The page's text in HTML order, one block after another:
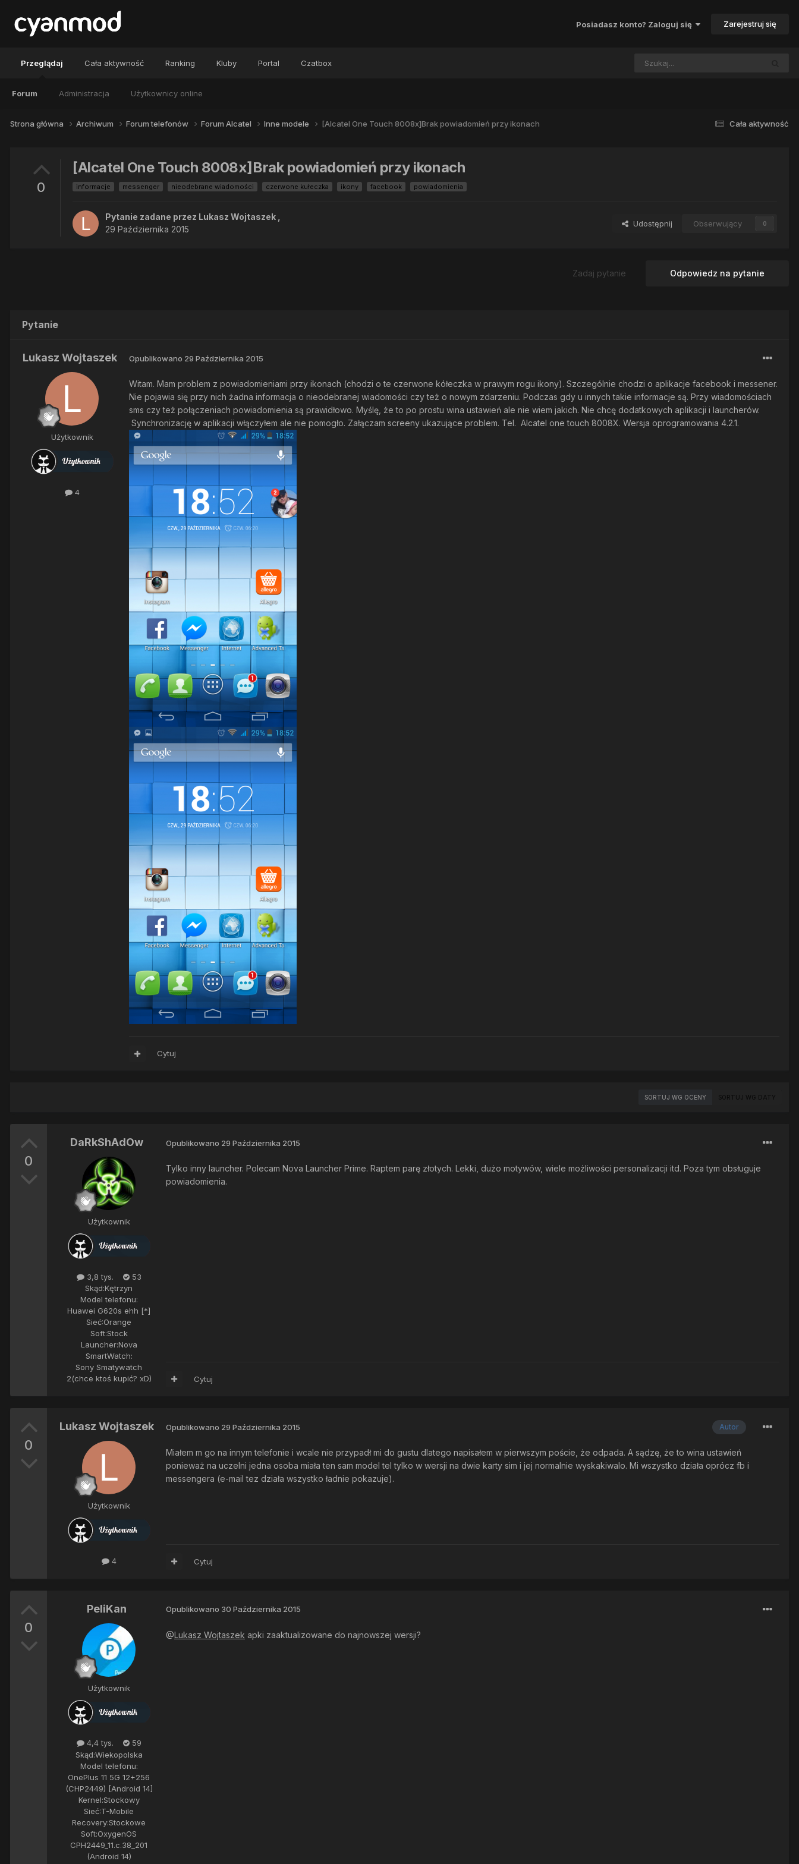
Posiadasz konto? Zaloguj się Zarejestruj się
Przeglądaj
Forum Administracja Użytkownicy online
Cała aktywność Ranking Kluby Portal Czatbox
Cała aktywność
Strona główna Archiwum Forum telefonów Forum Alcatel Inne modele [Alcatel One Touch 8008x]Brak powiadomień przy ikonach
0
[Alcatel One Touch 8008x]Brak powiadomień przy ikonach
informacje messenger nieodebrane wiadomości czerwone kułeczka ikony facebook powiadomienia
Pytanie zadane przez Lukasz Wojtaszek
29 Października 2015
Udostępnij Obserwujący 0
Odpowiedz na pytanie
Zadaj pytanie
Pytanie
Lukasz Wojtaszek
Użytkownik
4
Opublikowano 29 Października 2015
Witam. Mam problem z powiadomieniami przy ikonach (chodzi o te czerwone kółeczka w prawym rogu ikony). Szczególnie chodzi o aplikacje facebook i messener.
Nie pojawia się przy nich żadna informacja o nieodebranej wiadomości czy też o nowym zdarzeniu. Podczas gdy u innych takie informacje są. Przy wiadomościach
sms czy też połączeniach powiadomienia są prawidłowo. Myślę, że to po prostu wina ustawień ale nie wiem jakich. Nie chcę dodatkowych aplikacji i launcherów.
Synchronizację w aplikacji włączyłem ale nie pomogło. Załączam screeny ukazujące problem. Tel. Alcatel one touch 8008X. Wersja oprogramowania 4.2.1.
Cytuj
SORTUJ WG OCENY SORTUJ WG DATY
0
DaRkShAdOw
Użytkownik
3,8 tys.
53
Skąd:Kętrzyn
Model telefonu:
Huawei G620s ehh [*]
Sieć:Orange
Soft:Stock
Launcher:Nova
SmartWatch:
Sony Smatywatch
2(chce ktoś kupić? xD)
Opublikowano 29 Października 2015
Tylko inny launcher. Polecam Nova Launcher Prime. Raptem parę złotych. Lekki, dużo motywów, wiele możliwości personalizacji itd. Poza tym obsługuje
powiadomienia.
Cytuj
0
Lukasz Wojtaszek
Użytkownik
4
Autor
Opublikowano 29 Października 2015
Miałem m go na innym telefonie i wcale nie przypadł mi do gustu dlatego napisałem w pierwszym poście, że odpada. A sądzę, że to wina ustawień
ponieważ na uczelni jedna osoba miała ten sam model tel tylko w wersji na dwie karty sim i jej normalnie wyskakiwalo. Mi wszystko działa oprócz fb i
messengera (e-mail tez działa wszystko ładnie pokazuje).
Cytuj
0
PeliKan
Użytkownik
4,4 tys.
59
Skąd:Wiekopolska
Model telefonu:
OnePlus 11 5G 12+256
(CHP2449) [Android 14]
Kernel:Stockowy
Sieć:T-Mobile
Recovery:Stockowe
Soft:OxygenOS
CPH2449_11.c.38_201
(Android 14)
Opublikowano 30 Października 2015
@Lukasz Wojtaszek apki zaaktualizowane do najnowszej wersji?